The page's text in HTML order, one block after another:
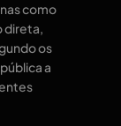
como
direta,
os
a